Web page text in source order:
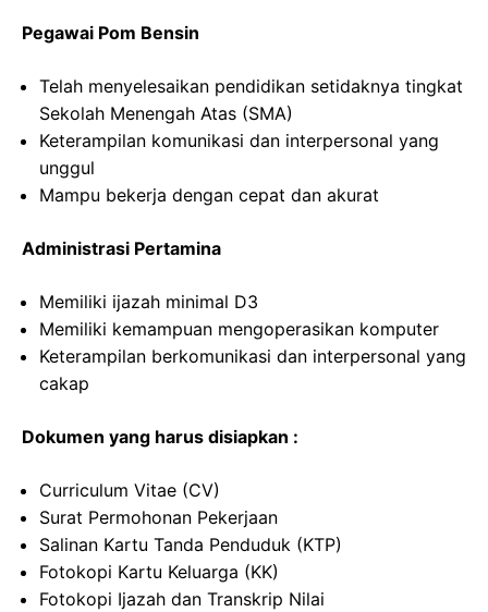
Pegawai Pom Bensin
Telah menyelesaikan pendidikan setidaknya tingkat
Sekolah Menengah Atas (SMA)
Keterampilan komunikasi dan interpersonal yang
unggul
Mampu bekerja dengan cepat dan akurat
Administrasi Pertamina
Memiliki ijazah minimal D3
Memiliki kemampuan mengoperasikan komputer
Keterampilan berkomunikasi dan interpersonal yang
cakap
Dokumen yang harus disiapkan :
Curriculum Vitae (CV)
Surat Permohonan Pekerjaan
Salinan Kartu Tanda Penduduk (KTP)
Fotokopi Kartu Keluarga (KK)
Fotokopi Ijazah dan Transkrip Nilai